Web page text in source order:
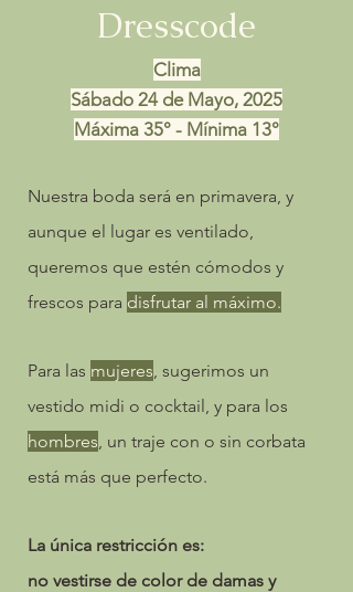
Dresscode
Clima
Sábado 24 de Mayo, 2025
Máxima 35° - Mínima 13°
Nuestra boda será en primavera, y
aunque el lugar es ventilado,
queremos que estén cómodos y
frescos para disfrutar al máximo.
Para las mujeres, sugerimos un
vestido midi o cocktail, y para los
hombres, un traje con o sin corbata
está más que perfecto.
La única restricción es:
no vestirse de color de damas y